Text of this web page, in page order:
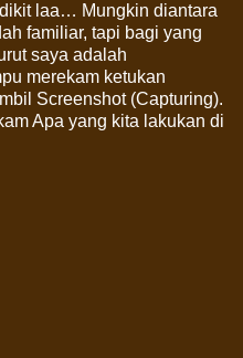
laa… Mungkin diantara
familiar, tapi bagi yang
saya adalah
merekam ketukan
Screenshot (Capturing).
Apa yang kita lakukan di